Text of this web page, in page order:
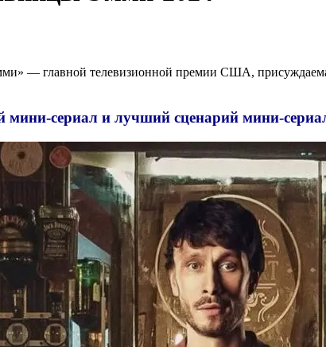
— главной телевизионной премии США,
сериал и лучший сценарий мини-